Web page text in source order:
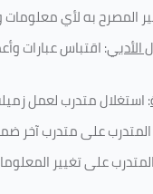
المصرح به لأي
الأدبي: اقتباس عبارات
: استغلال متدرب لعمل
المتدرب على متدرب آخر
على تغيير